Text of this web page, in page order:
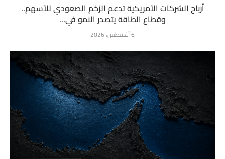
أرباح الشركات الأمريكية تدعم الزخم الصعودي للأسهم..
وقطاع الطاقة يتصدر النمو في...
6 أغسطس، 2026